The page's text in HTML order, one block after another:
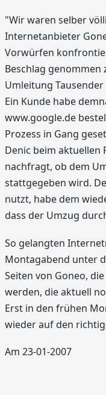
"Wir waren selber
Internetanbieter
Vorwürfen
Beschlag
Umleitung
Ein Kunde habe
www.google.de
Prozess in Gang
Denic beim aktuellen
nachfragt, ob dem
stattgegeben wird.
nutzt, habe dem
dass der Umzug
So gelangten
Montagabend unter
Seiten von Goneo,
werden, die aktuell
Erst in den frühen
wieder auf den
Am 23-01-2007